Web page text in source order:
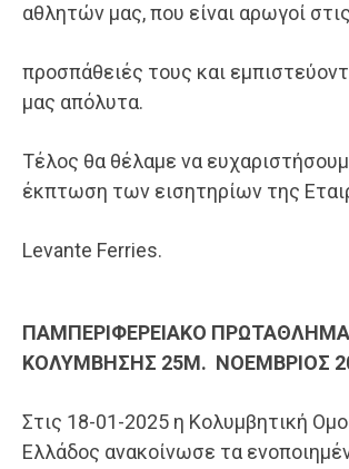
αθλητών μας, που είναι αρωγοί στις
προσπάθειές τους και
μας απόλυτα.
Τέλος θα θέλαμε να
έκπτωση των εισητηρίων της
Levante Ferries.
ΠΑΜΠΕΡΙΦΕΡΕΙΑΚΟ ΠΡΩΤΑΘΛΗΜΑ
ΚΟΛΥΜΒΗΣΗΣ 25Μ. ΝΟΕΜΒΡΙΟΣ
Στις 18-01-2025 η Κολυμβητική
Ελλάδος ανακοίνωσε τα